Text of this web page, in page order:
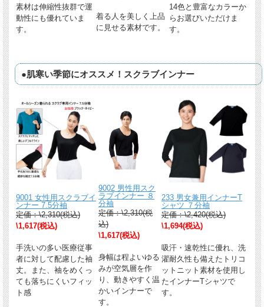
素材は伸縮性抜群で運
動性にも優れていま
す。
着る人を美しく上品
に見せる素材です。
14色と豊富なカラーか
らお選びいただけま
す。
●肌寒い季節にオススメ！スクラブインナー
9001 女性用スクラブイ
ンナー 7.5分袖
定価：\2,310(税込)
\1,617(税込)
手洗いの多い医療従事
者に対して配慮した袖
丈。また、袖をめくっ
ても落ちにくいフィッ
ト感
9002 男性用スク
ラブインナー ８
分袖
定価：\2,310(税
込)
\1,617(税込)
身幅は程よいゆる
みが空気層を作
り、動きやすく温
かいインナーで
す。
233 男女兼用インナーT
シャツ ７分袖
定価：\2,420(税込)
\1,694(税込)
吸汗・速乾性に優れ、洗
濯耐久性も備えたトリコ
ットニット素材を使用し
たインナーTシャツで
す。